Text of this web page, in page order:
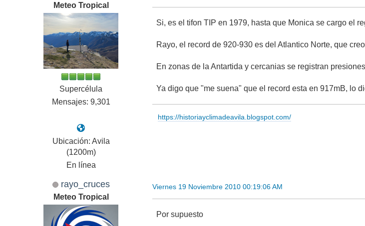
Meteo Tropical
Supercélula
Mensajes: 9,301
Ubicación: Avila
(1200m)
En línea
Si, es el tifon TIP en 1979, hasta que Monica se cargo el
Rayo, el record de 920-930 es del Atlantico Norte, que
En zonas de la Antartida y cercanias se registran
Ya digo que "me suena" que el record esta en 917mB, lo
https://historiayclimadeavila.blogspot.com/
rayo_cruces
Meteo Tropical
Viernes 19 Noviembre 2010 00:19:06 AM
Por supuesto